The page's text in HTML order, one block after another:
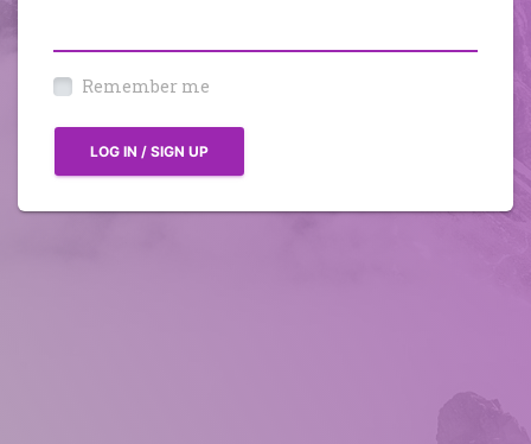
Remember me
LOG IN / SIGN UP